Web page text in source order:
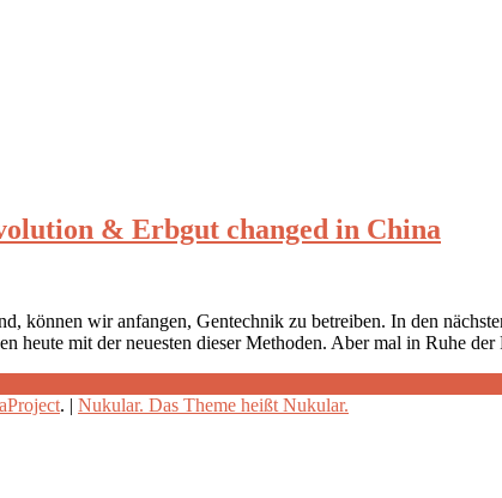
& Erbgut changed in China
können wir anfangen, Gentechnik zu betreiben. In den
heute mit der neuesten dieser Methoden. Aber mal in Ruhe
. | Nukular. Das Theme heißt Nukular.